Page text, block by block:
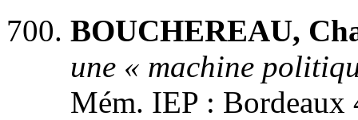
BOUCHEREAU,
une « machine
Mém. IEP : Bordeaux